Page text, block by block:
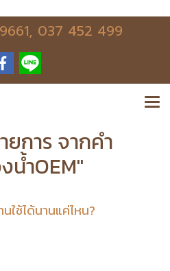
, 037 452 499
ยการ จากคำ
น้ำOEM"
ใช้ได้นานแค่ไหน?